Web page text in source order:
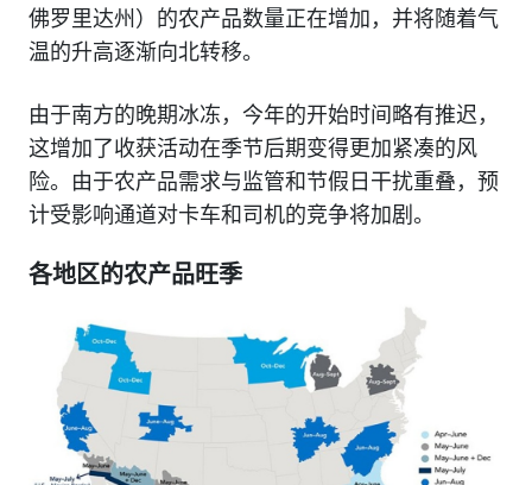
佛罗里达州）的农产品数量正在增加，并将随着气
温的升高逐渐向北转移。
由于南方的晚期冰冻，今年的开始时间略有推迟，
这增加了收获活动在季节后期变得更加紧凑的风
险。由于农产品需求与监管和节假日干扰重叠，预
计受影响通道对卡车和司机的竞争将加剧。
各地区的农产品旺季